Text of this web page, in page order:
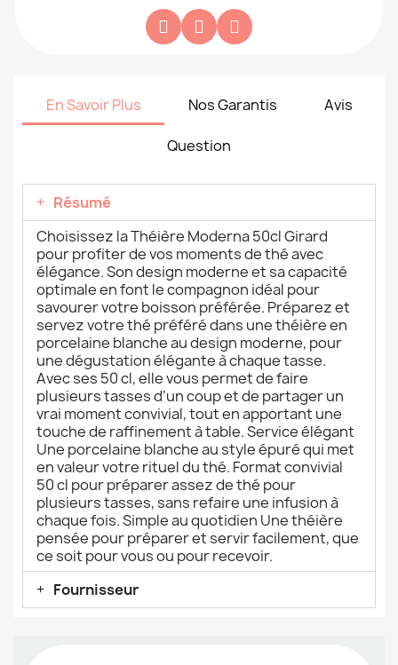
En Savoir Plus Nos Garantis Avis
Question
Résumé
Choisissez la Théière Moderna 50cl Girard
pour profiter de vos moments de thé avec
élégance. Son design moderne et sa capacité
optimale en font le compagnon idéal pour
savourer votre boisson préférée. Préparez et
servez votre thé préféré dans une théière en
porcelaine blanche au design moderne, pour
une dégustation élégante à chaque tasse.
Avec ses 50 cl, elle vous permet de faire
plusieurs tasses d’un coup et de partager un
vrai moment convivial, tout en apportant une
touche de raffinement à table. Service élégant
Une porcelaine blanche au style épuré qui met
en valeur votre rituel du thé. Format convivial
50 cl pour préparer assez de thé pour
plusieurs tasses, sans refaire une infusion à
chaque fois. Simple au quotidien Une théière
pensée pour préparer et servir facilement, que
ce soit pour vous ou pour recevoir.
Fournisseur